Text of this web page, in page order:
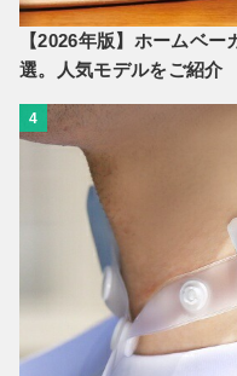
【2026年版】ホームベ
選。人気モデルをご紹介
4